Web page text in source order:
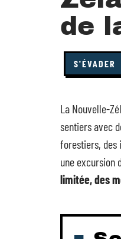
de
S'ÉVADER
La Nouvelle-
sentiers avec
forestiers, des
une excursion
limitée, des